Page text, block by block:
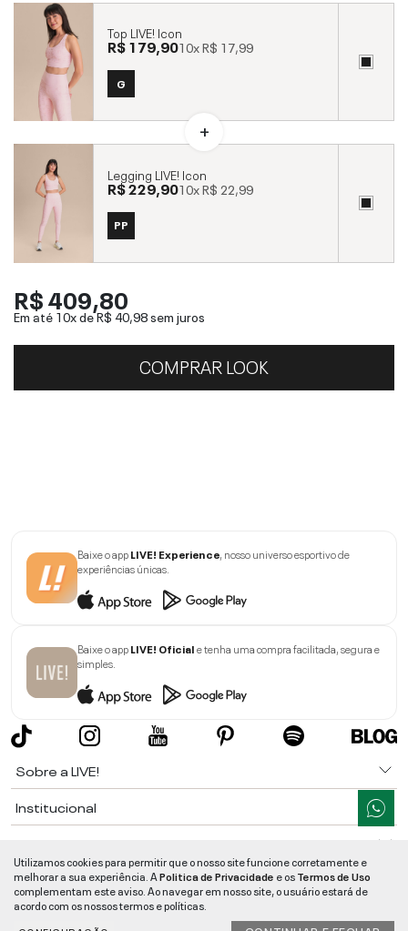
Top LIVE! Icon
R$ 179,9010xR$ 17,99
G
Legging LIVE! Icon
R$ 229,9010xR$ 22,99
PP
R$ 409,80
Em até 10x deR$ 40,98sem juros
COMPRAR LOOK
Baixe o appLIVE! Experience , nosso universo esportivo de
experiências únicas.
Baixe o appLIVE! Oficiale tenha uma compra facilitada, segura e
simples.
Sobre a LIVE!
Institucional
Ajuda
Segurança e Qualidade
Utilizamos cookies para permitir que o nosso site funcione corretamente e
melhorar a sua experiência. APolitica de Privacidade e osTermos de Uso
complementam este aviso. Ao navegar em nosso site, o usuário estará de
acordo com os nossos termos e políticas.